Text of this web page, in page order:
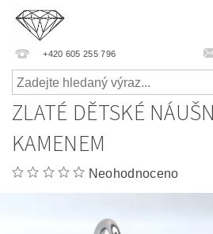
+420 605 255 796
ZLATÉ DĚTSKÉ
KAMENEM
Neohodnoceno